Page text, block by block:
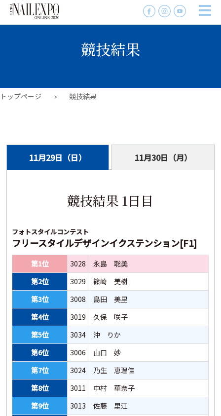
競技結果
トップページ 競技結果
11月29日（日） 11月30日（月）
競技結果 1日目
フォトスタイルコンテスト
フリースタイルデザインイクステンション[F1]
第1位 3028
永島 聡美
第2位
3029
篠崎 美樹
第3位
3008
島田 美里
第4位
3019
久保 咲子
第5位
3034
沖 りか
第6位
3006
山口 妙
第7位
3024
乃生 恵理佳
第8位
3011
中村 華奈子
第9位
3013
佐藤 里江